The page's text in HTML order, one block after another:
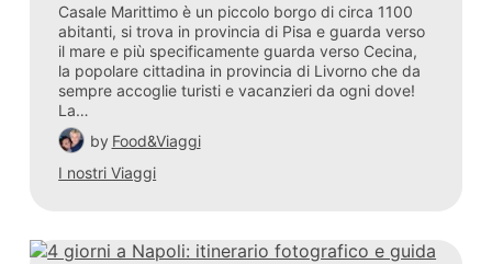
Casale Marittimo è un piccolo borgo di circa 1100
abitanti, si trova in provincia di Pisa e guarda verso
il mare e più specificamente guarda verso Cecina,
la popolare cittadina in provincia di Livorno che da
sempre accoglie turisti e vacanzieri da ogni dove!
La…
by Food&Viaggi
I nostri Viaggi